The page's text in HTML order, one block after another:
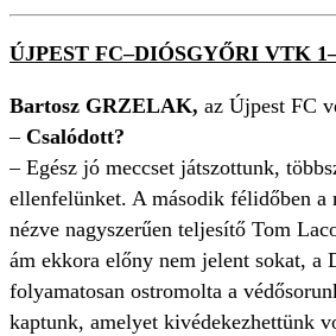
ÚJPEST FC–DIÓSGYŐRI VTK
Bartosz GRZELAK, az Újpest FC
– Csalódott?
– Egész jó meccset játszottunk,
ellenfelünket. A második félidőben a
nézve nagyszerűen teljesítő Tom
ám ekkora előny nem jelent sokat, a
folyamatosan ostromolta a
kaptunk, amelyet kivédekezhettünk